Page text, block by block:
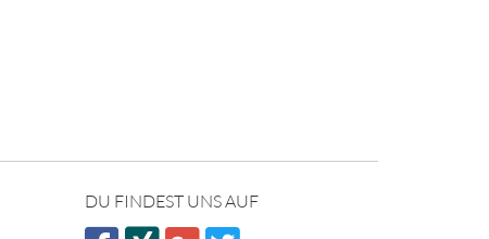
DU FINDEST UNS AUF